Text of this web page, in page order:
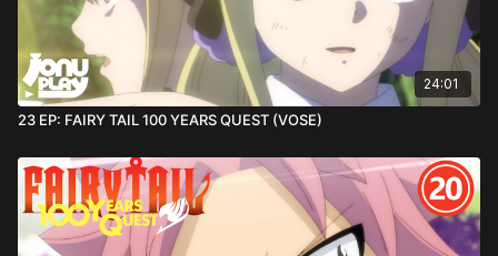
24:01
23 EP: FAIRY TAIL 100 YEARS QUEST (VOSE)